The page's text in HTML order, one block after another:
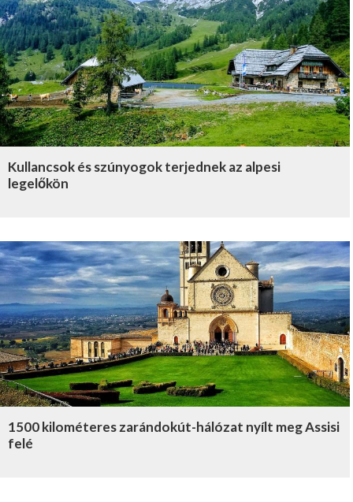
Kullancsok és szúnyogok terjednek az alpesi
legelőkön
1500 kilométeres zarándokút-hálózat nyílt meg Assisi
felé